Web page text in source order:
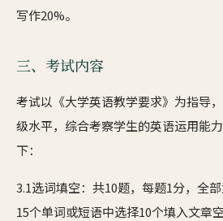
写作20%。
三、考试内容
考试以《大学英语教学要求》为指导
级水平，综合考察学生的英语运用能
下：
3.1选词填空：共10题，每题1分，全
15个单词或短语中选择10个填入文章